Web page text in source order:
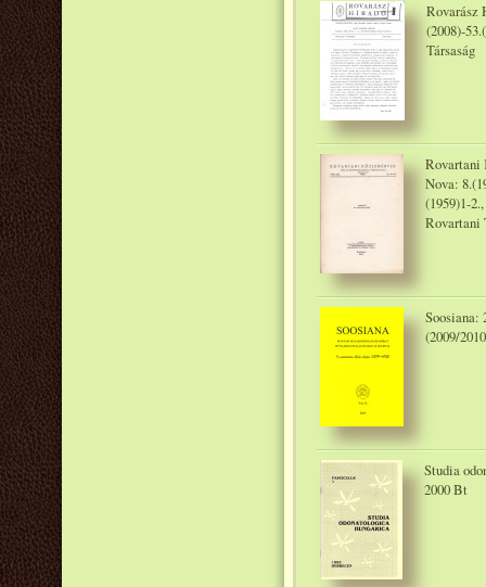
Rovarász
(2008)-
Társaság
Rovartani
Nova:
(1959)1-
Rovartani
Soosiana:
(2009/
Studia
2000 Bt